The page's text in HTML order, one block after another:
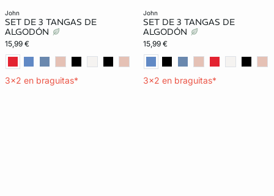
john
SET DE 3 TANGAS DE
ALGODÓN
15,99 €
3x2 en braguitas*
john
SET DE 3 TANGAS DE
ALGODÓN
15,99 €
3x2 en braguitas*